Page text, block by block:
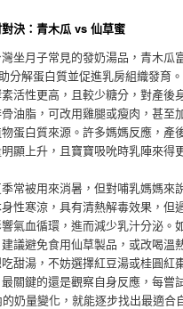
決：青木瓜 vs 仙草蜜
坐月子常見的發奶湯品，青木瓜
分解蛋白質並促進乳房組織發育
活性更高，且較少糖分，對產後
油脂，可改用雞腿或瘦肉，甚至
蛋白質來源。許多媽媽反應，產
顯上升，且寶寶吸吮時乳陣來得
常被用來消暑，但對哺乳媽媽來
性寒涼，具有清熱解毒效果，但
氣血循環，進而減少乳汁分泌。
議避免食用仙草製品，或改喝溫
甜湯，不妨選擇紅豆湯或桂圓紅
關鍵的還是觀察自身反應，每嘗
奶量變化，就能逐步找出最適合